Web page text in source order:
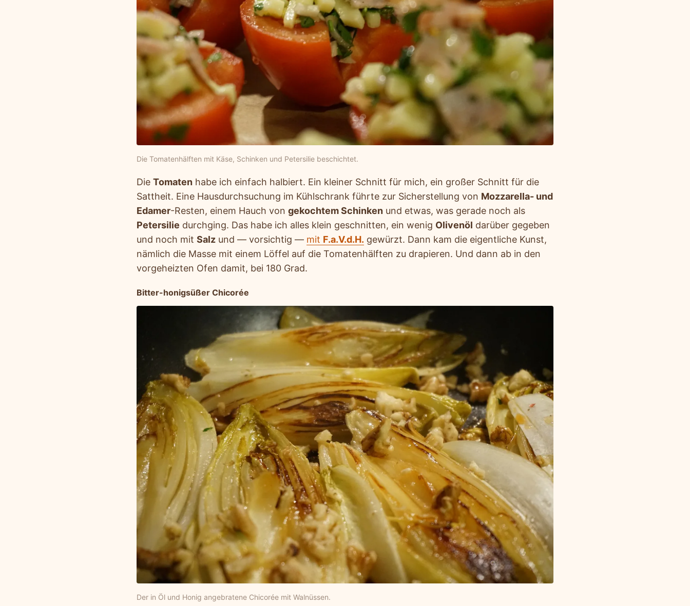
Die Tomatenhälften mit Käse, Schinken und Petersilie beschichtet.
Die Tomaten habe ich einfach halbiert. Ein kleiner Schnitt für mich, ein großer Schnitt für die
Sattheit. Eine Hausdurchsuchung im Kühlschrank führte zur Sicherstellung von Mozzarella- und
Edamer-Resten, einem Hauch von gekochtem Schinken und etwas, was gerade noch als
Petersilie durchging. Das habe ich alles klein geschnitten, ein wenig Olivenöl darüber gegeben
und noch mit Salz und — vorsichtig — mit F.a.V.d.H. gewürzt. Dann kam die eigentliche Kunst,
nämlich die Masse mit einem Löffel auf die Tomatenhälften zu drapieren. Und dann ab in den
vorgeheizten Ofen damit, bei 180 Grad.
Bitter-honigsüßer Chicorée
Der in Öl und Honig angebratene Chicorée mit Walnüssen.